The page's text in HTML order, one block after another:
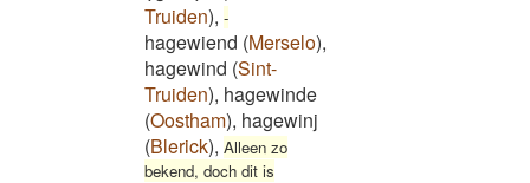
Truiden), -
hagewiend (Merselo),
hagewind (Sint-
Truiden), hagewinde
(Oostham), hagewinj
(Blerick), Alleen zo
bekend, doch dit is